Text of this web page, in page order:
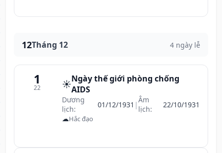
12Tháng 12 4 ngày lễ
1
22 ☀️Ngày thế giới phòng chống
AIDS
Dương
lịch:
01/12/1931 |Âm
lịch:
22/10/1931
☁Hắc đạo